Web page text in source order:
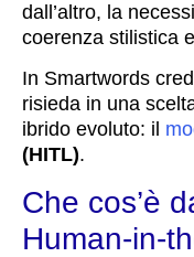
dall’altro, la
coerenza stilistica
In Smartwords
risieda in una
ibrido evoluto: il
(HITL).
Che cos’è
Human-in-